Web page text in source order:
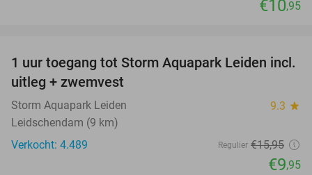
€10,95
38%
1 uur toegang tot Storm Aquapark Leiden incl.
uitleg + zwemvest
Storm Aquapark Leiden 9.3 star
Leidschendam (9 km)
Verkocht: 4.489
Regulier €15,95
€9,95